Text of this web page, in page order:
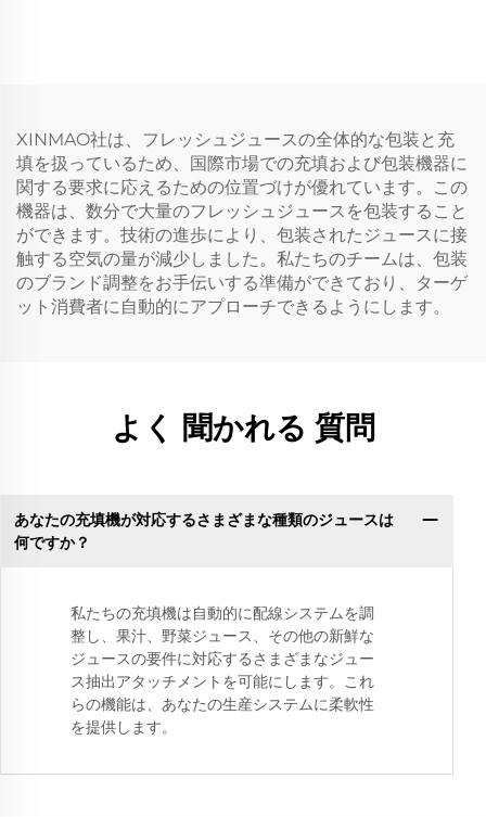
XINMAO社は、フレッシュジュースの全体的な包装と充
填を扱っているため、国際市場での充填および包装機器に
関する要求に応えるための位置づけが優れています。この
機器は、数分で大量のフレッシュジュースを包装すること
ができます。技術の進歩により、包装されたジュースに接
触する空気の量が減少しました。私たちのチームは、包装
のブランド調整をお手伝いする準備ができており、ターゲ
ット消費者に自動的にアプローチできるようにします。
よく 聞かれる 質問
あなたの充填機が対応するさまざまな種類のジュースは
何ですか？
私たちの充填機は自動的に配線システムを調
整し、果汁、野菜ジュース、その他の新鮮な
ジュースの要件に対応するさまざまなジュー
ス抽出アタッチメントを可能にします。これ
らの機能は、あなたの生産システムに柔軟性
を提供します。